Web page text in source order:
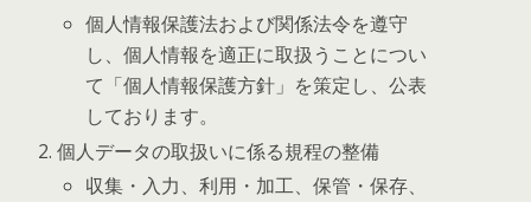
個人情報保護法および関係法令を遵守
し、個人情報を適正に取扱うことについ
て「個人情報保護方針」を策定し、公表
しております。
個人データの取扱いに係る規程の整備
収集・入力、利用・加工、保管・保存、